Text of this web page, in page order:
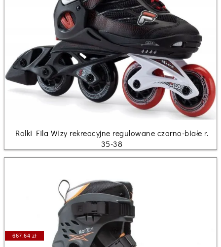
Rolki Fila Wizy rekreacyjne regulowane czarno-białe r.
35-38
667.64 zł